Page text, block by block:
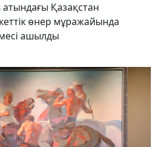
Қазақстан
өнер мұражайында
ашылды